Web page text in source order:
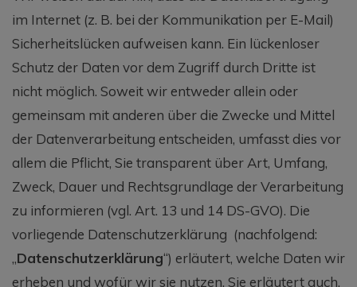
im Internet (z. B. bei der Kommunikation per E-Mail)
Sicherheitslücken aufweisen kann. Ein lückenloser
Schutz der Daten vor dem Zugriff durch Dritte ist
nicht möglich. Soweit wir entweder allein oder
gemeinsam mit anderen über die Zwecke und Mittel
der Datenverarbeitung entscheiden, umfasst dies vor
allem die Pflicht, Sie transparent über Art, Umfang,
Zweck, Dauer und Rechtsgrundlage der Verarbeitung
zu informieren (vgl. Art. 13 und 14 DS-GVO). Die
vorliegende Datenschutzerklärung (nachfolgend:
„Datenschutzerklärung“) erläutert, welche Daten wir
erheben und wofür wir sie nutzen. Sie erläutert auch,